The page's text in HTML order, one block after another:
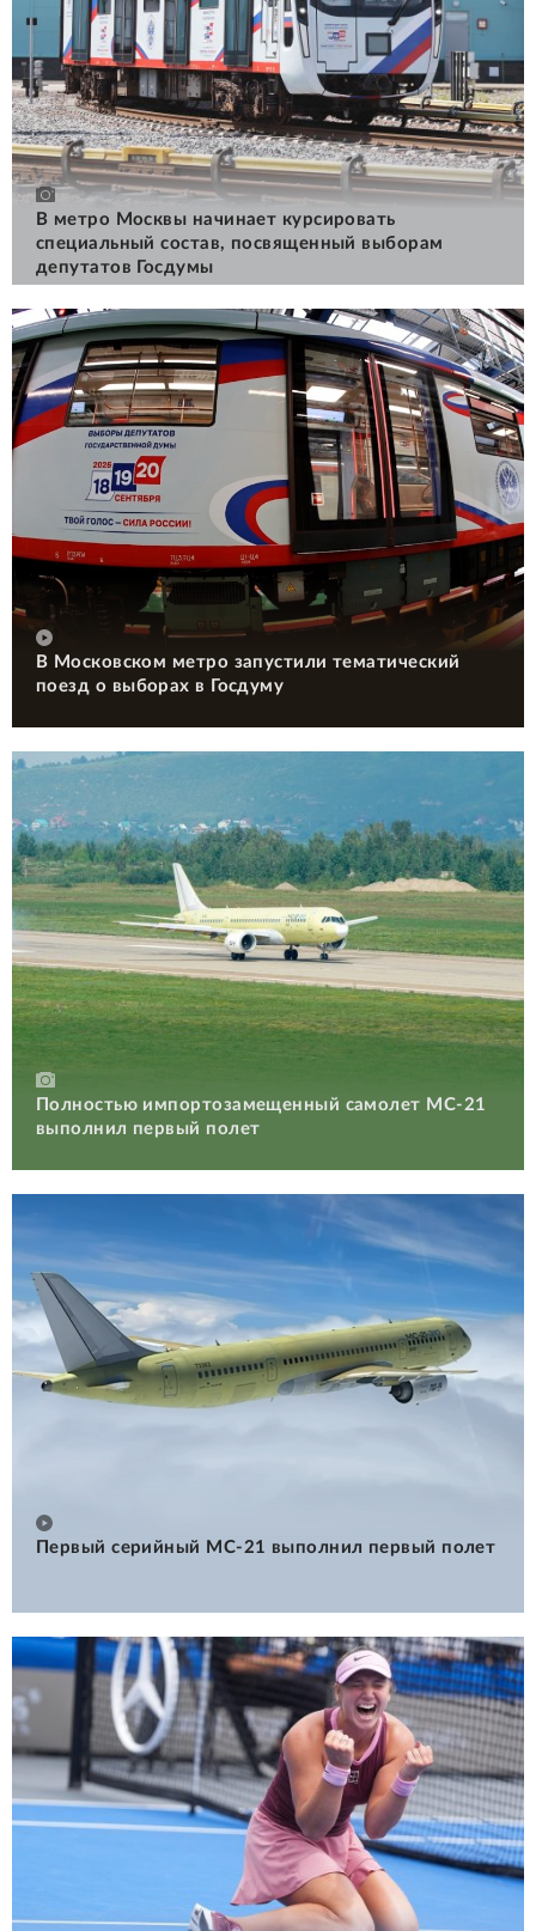
В метро Москвы начинает курсировать
специальный состав, посвященный выборам
депутатов Госдумы
В Московском метро запустили тематический
поезд о выборах в Госдуму
Полностью импортозамещенный самолет МС-21
выполнил первый полет
Первый серийный МС-21 выполнил первый полет